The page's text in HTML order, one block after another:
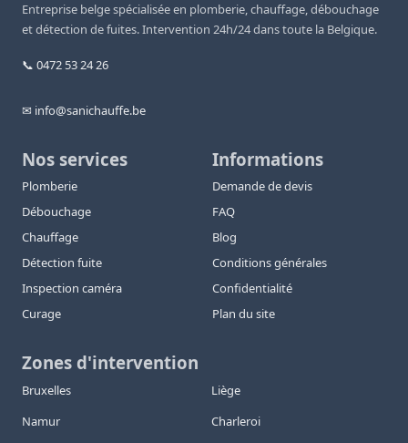
Entreprise belge spécialisée en plomberie, chauffage, débouchage
et détection de fuites. Intervention 24h/24 dans toute la Belgique.
📞 0472 53 24 26
✉ info@sanichauffe.be
Nos services
Plomberie
Débouchage
Chauffage
Détection fuite
Inspection caméra
Curage
Informations
Demande de devis
FAQ
Blog
Conditions générales
Confidentialité
Plan du site
Zones d'intervention
Bruxelles
Liège
Namur
Charleroi